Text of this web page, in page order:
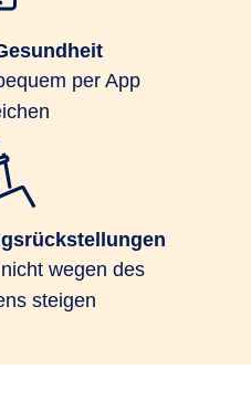
per App
wegen des
steigen